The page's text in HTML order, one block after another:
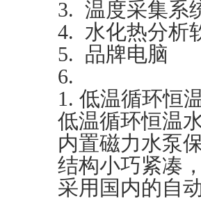
3. 温度采集系
4. 水化热分析
5. 品牌电脑
6.
1. 低温循环恒
低温循环恒温
内置磁力水泵
结构小巧紧凑
采用国内的自